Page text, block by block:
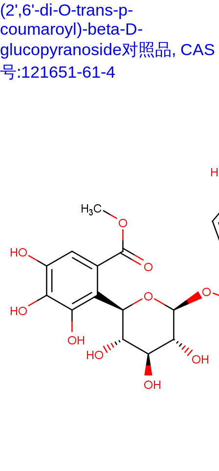
(2',6'-di-O-trans-p-
coumaroyl)-beta-D-
glucopyranoside对照品, CAS
号:121651-61-4